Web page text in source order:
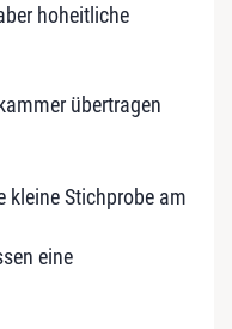
hoheitliche
übertragen
kleine Stichprobe am
eine